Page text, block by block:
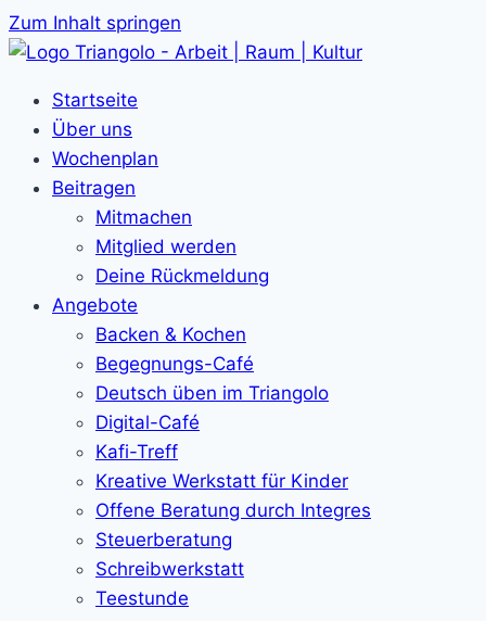
Zum Inhalt springen
Startseite
Über uns
Wochenplan
Beitragen
Mitmachen
Mitglied werden
Deine Rückmeldung
Angebote
Backen & Kochen
Begegnungs-Café
Deutsch üben im Triangolo
Digital-Café
Kafi-Treff
Kreative Werkstatt für Kinder
Offene Beratung durch Integres
Steuerberatung
Schreibwerkstatt
Teestunde